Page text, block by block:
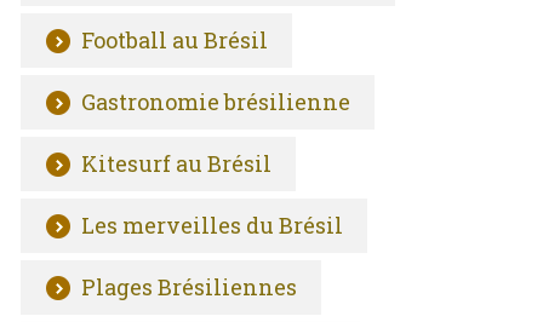
Football au Brésil
Gastronomie brésilienne
Kitesurf au Brésil
Les merveilles du Brésil
Plages Brésiliennes